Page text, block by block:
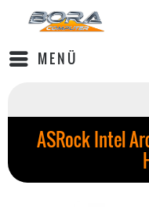
MENÜ
ASRock Intel